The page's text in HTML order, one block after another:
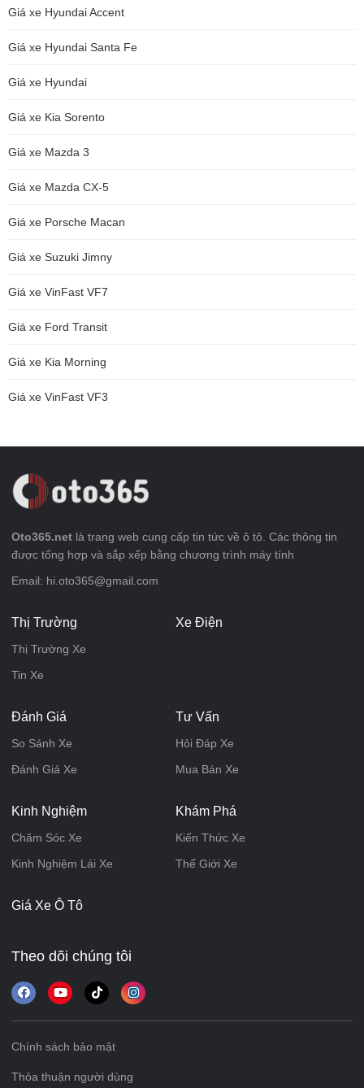
Giá xe Hyundai Accent
Giá xe Hyundai Santa Fe
Giá xe Hyundai
Giá xe Kia Sorento
Giá xe Mazda 3
Giá xe Mazda CX-5
Giá xe Porsche Macan
Giá xe Suzuki Jimny
Giá xe VinFast VF7
Giá xe Ford Transit
Giá xe Kia Morning
Giá xe VinFast VF3
Oto365.net là trang web cung cấp tin tức về ô tô. Các thông tin
được tổng hợp và sắp xếp bằng chương trình máy tính
Email: hi.oto365@gmail.com
Thị Trường
Thị Trường Xe
Tin Xe
Xe Điện
Đánh Giá
So Sánh Xe
Đánh Giá Xe
Tư Vấn
Hỏi Đáp Xe
Mua Bán Xe
Kinh Nghiệm
Chăm Sóc Xe
Kinh Nghiệm Lái Xe
Khám Phá
Kiến Thức Xe
Thế Giới Xe
Giá Xe Ô Tô
Theo dõi chúng tôi
Chính sách bảo mật
Thỏa thuận người dùng